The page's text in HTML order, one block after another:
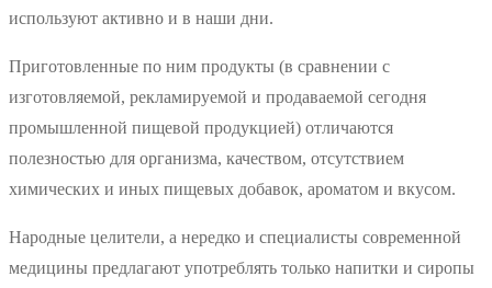
используют активно и в наши дни.
Приготовленные по ним продукты (в сравнении с
изготовляемой, рекламируемой и продаваемой сегодня
промышленной пищевой продукцией) отличаются
полезностью для организма, качеством, отсутствием
химических и иных пищевых добавок, ароматом и вкусом.
Народные целители, а нередко и специалисты современной
медицины предлагают употреблять только напитки и сиропы